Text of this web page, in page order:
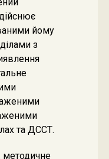
йому
з
та ДССТ.
методичне